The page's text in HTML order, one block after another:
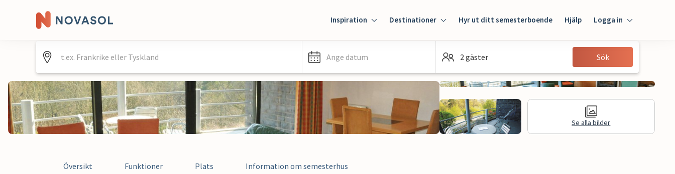
Inspiration Destinationer Hyr ut ditt semesterboende Hjälp Logga in
Gäst
Ange datum 2 gäster Sök
Se alla bilder
Översikt Funktioner Plats Information om semesterhus